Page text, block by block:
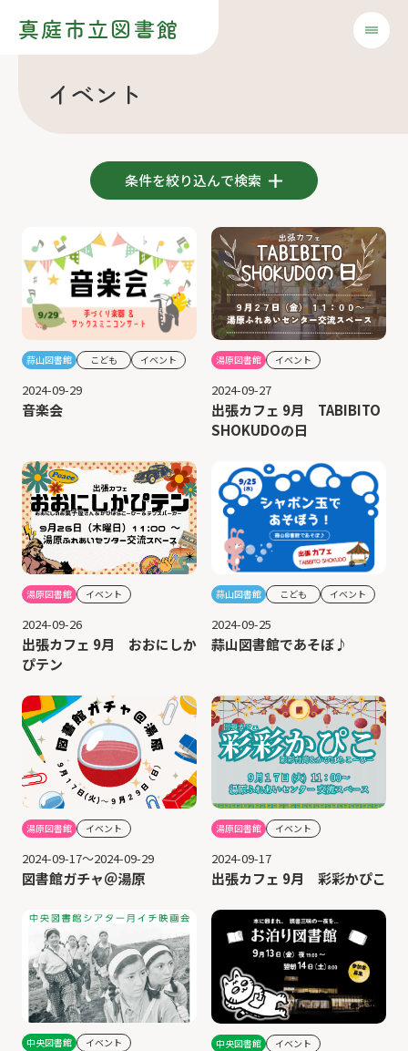
真庭市立図書館
イベント
条件を絞り込んで検索
蒜山図書館 こども イベント
2024-09-29
音楽会
湯原図書館 イベント
2024-09-27
出張カフェ 9月 TABIBITO
SHOKUDOの日
湯原図書館 イベント
2024-09-26
出張カフェ 9月 おおにしか
ぴテン
蒜山図書館 こども イベント
2024-09-25
蒜山図書館であそぼ♪
湯原図書館 イベント
2024-09-17～2024-09-29
図書館ガチャ＠湯原
湯原図書館 イベント
2024-09-17
出張カフェ 9月 彩彩かぴこ
中央図書館 イベント 中央図書館 イベント